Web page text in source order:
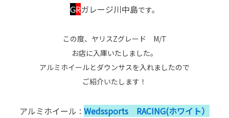
GRガレージ川中島です。
この度、ヤリスZグレード M/T
お店に入庫いたしました。
アルミホイールとダウンサスを入れましたので
ご紹介いたします！
アルミホイール ： Wedssports RACING(ホワイト）